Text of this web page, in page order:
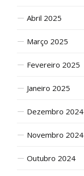
Abril 2025
Março 2025
Fevereiro 2025
Janeiro 2025
Dezembro 2024
Novembro 2024
Outubro 2024